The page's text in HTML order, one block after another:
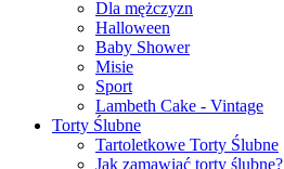
Dla mężczyzn
Halloween
Baby Shower
Misie
Sport
Lambeth Cake - Vintage
Torty Ślubne
Tartoletkowe Torty Ślubne
Jak zamawiać torty ślubne?